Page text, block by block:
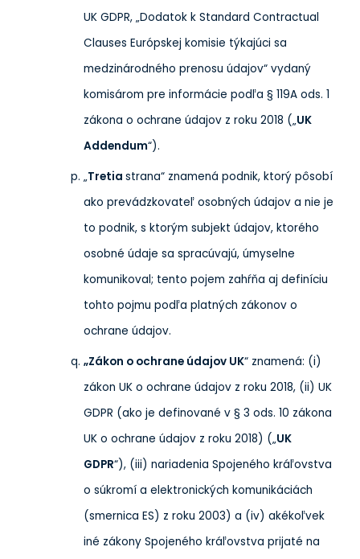
UK GDPR, „Dodatok k Standard Contractual
Clauses Európskej komisie týkajúci sa
medzinárodného prenosu údajov“ vydaný
komisárom pre informácie podľa § 119A ods. 1
zákona o ochrane údajov z roku 2018 („UK
Addendum“).
„Tretia strana“ znamená podnik, ktorý pôsobí
ako prevádzkovateľ osobných údajov a nie je
to podnik, s ktorým subjekt údajov, ktorého
osobné údaje sa spracúvajú, úmyselne
komunikoval; tento pojem zahŕňa aj definíciu
tohto pojmu podľa platných zákonov o
ochrane údajov.
„Zákon o ochrane údajov UK“ znamená: (i)
zákon UK o ochrane údajov z roku 2018, (ii) UK
GDPR (ako je definované v § 3 ods. 10 zákona
UK o ochrane údajov z roku 2018) („UK
GDPR“), (iii) nariadenia Spojeného kráľovstva
o súkromí a elektronických komunikáciách
(smernica ES) z roku 2003) a (iv) akékoľvek
iné zákony Spojeného kráľovstva prijaté na